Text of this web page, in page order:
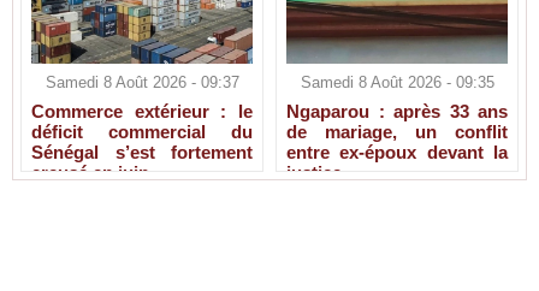
Samedi 8 Août 2026 - 09:37
Commerce extérieur : le
déficit commercial du
Sénégal s’est fortement
creusé en juin
Samedi 8 Août 2026 - 09:35
Ngaparou : après 33 ans
de mariage, un conflit
entre ex-époux devant la
justice